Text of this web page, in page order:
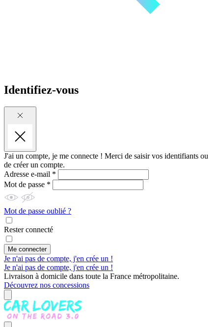
Identifiez-vous
J'ai un compte, je me connecte ! Merci de saisir vos identifiants ou
de créer un compte.
Adresse e-mail *
Mot de passe *
Mot de passe oublié ?
Rester connecté
Me connecter
Je n'ai pas de compte, j'en crée un !
Je n'ai pas de compte, j'en crée un !
Livraison à domicile dans toute la France métropolitaine.
Découvrez nos concessions